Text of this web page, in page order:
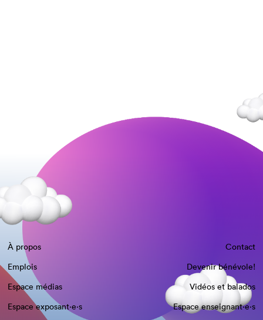
À propos
Contact
Emplois
Devenir bénévole!
Espace médias
Vidéos et balados
Espace exposant·e⋅s
Espace enseignant·e⋅s